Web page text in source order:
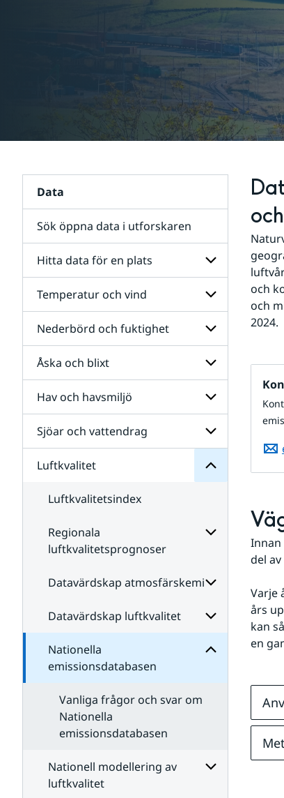
Data
Sök öppna data i utforskaren
Hitta data för en plats
Undersidor
för
Hitta
data
för
en
Temperatur och vind
Undersidor
för
Temperatur
och
vind
Nederbörd och fuktighet
Undersidor
för
Nederbörd
och
fuktighet
Åska och blixt
Undersidor
för
Åska
och
blixt
Hav och havsmiljö
Undersidor
för
Hav
och
Sjöar och vattendrag
Undersidor
vattendrag
Luftkvalitet
Undersidor
för
Luftkvalitet
Luftkvalitetsindex
Regionala
luftkvalitetsprognoser
Undersidor
för
Regionala
Datavärdskap atmosfärskemi
Undersidor
Datavärdskap
atmosfärskemi
Datavärdskap luftkvalitet
Undersidor
luftkvalitet
Nationella
emissionsdatabasen
Undersidor
Nationella
emissionsdatabasen
Vanliga frågor och svar om
Nationella
emissionsdatabasen
Nationell modellering av
luftkvalitet
och
och
2024.
del
Varje
års
kan
en